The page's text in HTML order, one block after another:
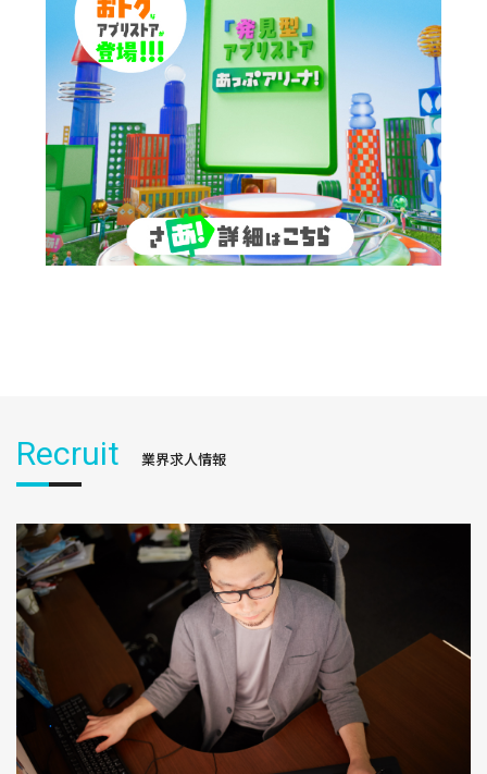
Recruit 業界求人情報